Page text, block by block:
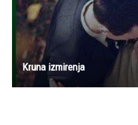
Kruna izmirenja